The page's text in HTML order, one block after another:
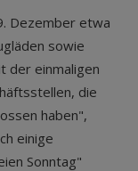
Dezember etwa
sowie
der einmaligen
die
haben",
einige
Sonntag"